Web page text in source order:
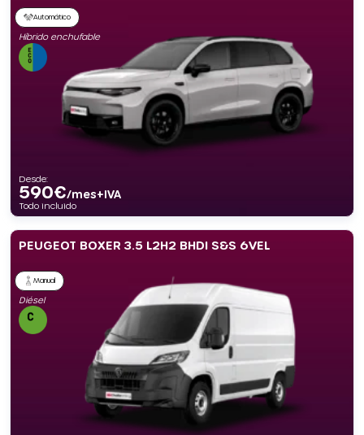
Automático
Híbrido enchufable
Desde:
590€/mes+IVA
Todo incluido
PEUGEOT BOXER 3.5 L2H2 BHDI S&S 6VEL
Manual
Diésel